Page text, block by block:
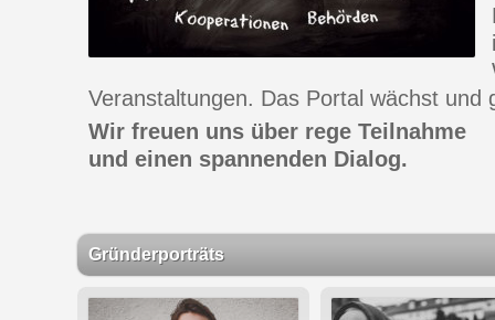
Veranstaltungen. Das Portal wächst und
Wir freuen uns über rege Teilnahme
und einen spannenden Dialog.
Gründerporträts